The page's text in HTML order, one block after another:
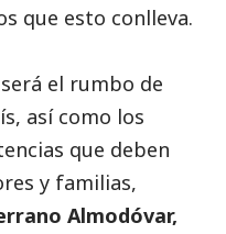
que esto conlleva.
el rumbo de
así como los
que deben
y familias,
Almodóvar,